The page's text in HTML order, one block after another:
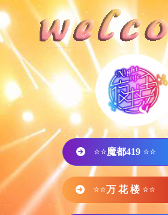
⭐⭐魔都419 ⭐⭐
⭐⭐万 花 楼 ⭐⭐